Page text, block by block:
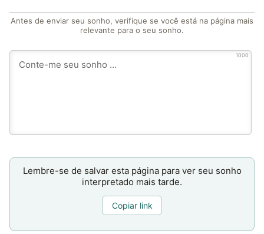
Antes de enviar seu sonho, verifique se você está na página mais
relevante para o seu sonho.
1000
Lembre-se de salvar esta página para ver seu sonho
interpretado mais tarde.
Copiar link